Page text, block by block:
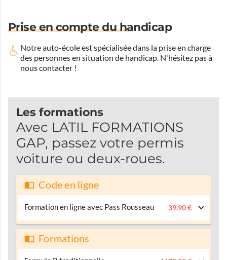
Prise en compte du handicap
Notre auto-école est spécialisée dans la prise en charge
des personnes en situation de handicap. N'hésitez pas à
nous contacter !
Les formations
Avec LATIL FORMATIONS
GAP, passez votre permis
voiture ou deux-roues.
Code en ligne
Formation en ligne avec Pass Rousseau 39.90 €
Formations